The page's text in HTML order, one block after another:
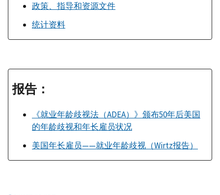
政策、指导和资源文件
统计资料
报告：
《就业年龄歧视法（ADEA）》颁布50年后美国
的年龄歧视和年长雇员状况
美国年长雇员——就业年龄歧视（Wirtz报告）